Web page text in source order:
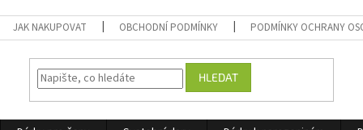
JAK NAKUPOVAT OBCHODNÍ PODMÍNKY PODMÍNKY OCHRANY
HLEDAT